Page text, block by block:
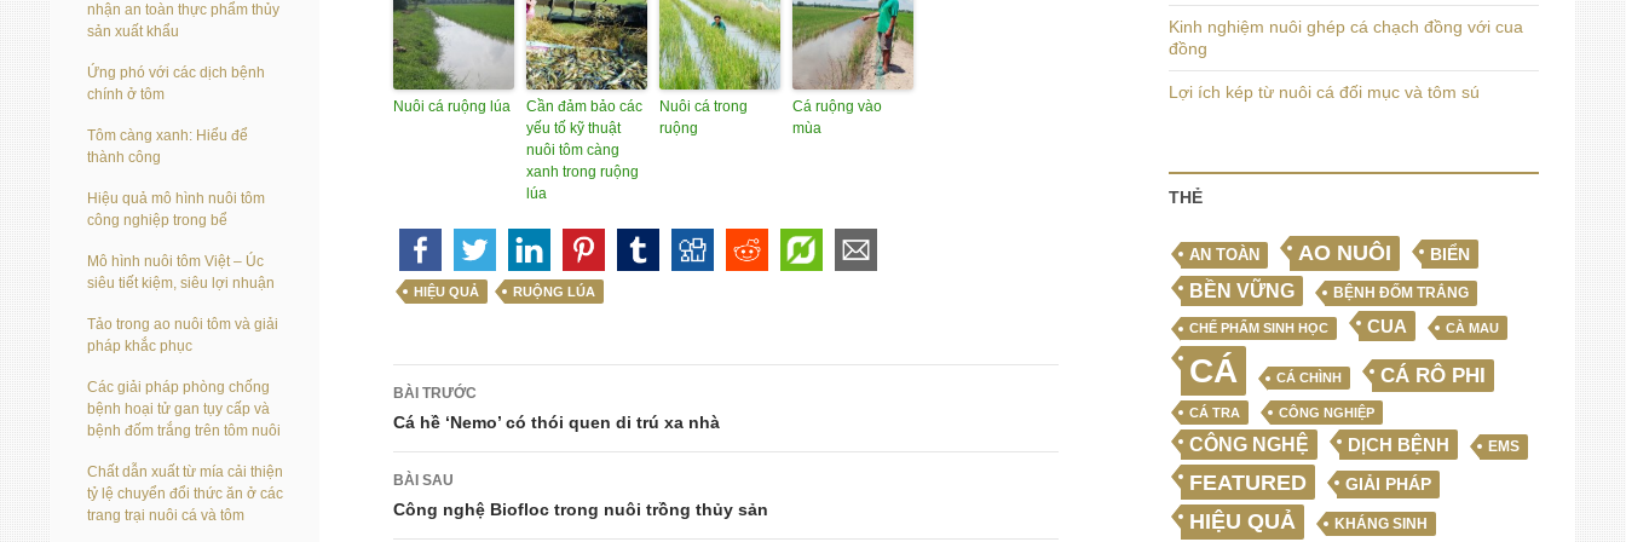
Nuôi cá ruộng lúa
Cần đảm bảo các
yếu tố kỹ thuật
nuôi tôm càng
xanh trong ruộng
lúa
Nuôi cá trong
ruộng
Cá ruộng vào
mùa
HIỆU QUẢ RUỘNG LÚA
Điều
hướng
bài
viết
BÀI TRƯỚC
Cá hề ‘Nemo’ có thói quen di trú xa nhà
BÀI SAU
Công nghệ Biofloc trong nuôi trồng thủy sản
Kinh nghiệm nuôi ghép cá chạch đồng với cua
đồng
Lợi ích kép từ nuôi cá đối mục và tôm sú
THẺ
AN TOÀN AO NUÔI BIỂN
BỀN VỮNG BỆNH ĐỐM TRẮNG
CHẾ PHẨM SINH HỌC CUA CÀ MAU
CÁ CÁ CHÌNH CÁ RÔ PHI
CÁ TRA CÔNG NGHIỆP
CÔNG NGHỆ DỊCH BỆNH EMS
FEATURED GIẢI PHÁP
HIỆU QUẢ KHÁNG SINH
nhận an toàn thực phẩm thủy
sản xuất khẩu
Ứng phó với các dịch bệnh
chính ở tôm
Tôm càng xanh: Hiểu để
thành công
Hiệu quả mô hình nuôi tôm
công nghiệp trong bể
Mô hình nuôi tôm Việt – Úc
siêu tiết kiệm, siêu lợi nhuận
Tảo trong ao nuôi tôm và giải
pháp khắc phục
Các giải pháp phòng chống
bệnh hoại tử gan tụy cấp và
bệnh đốm trắng trên tôm nuôi
Chất dẫn xuất từ mía cải thiện
tỷ lệ chuyển đổi thức ăn ở các
trang trại nuôi cá và tôm